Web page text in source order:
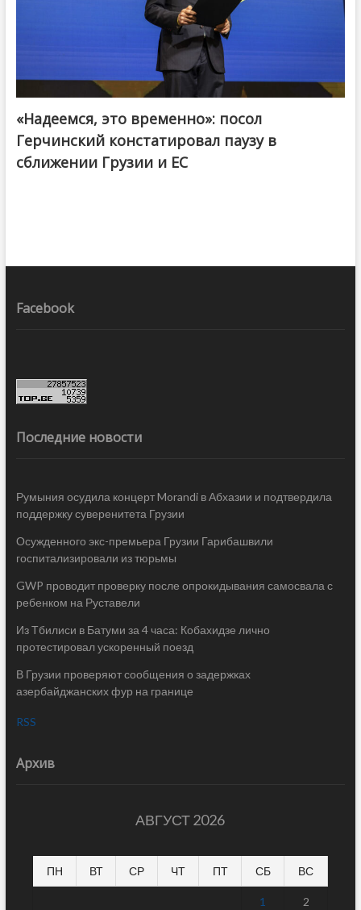
«Надеемся, это временно»: посол
Герчинский констатировал паузу в
сближении Грузии и ЕС
Facebook
Последние новости
Румыния осудила концерт Morandi в Абхазии и подтвердила
поддержку суверенитета Грузии
Осужденного экс-премьера Грузии Гарибашвили
госпитализировали из тюрьмы
GWP проводит проверку после опрокидывания самосвала с
ребенком на Руставели
Из Тбилиси в Батуми за 4 часа: Кобахидзе лично
протестировал ускоренный поезд
В Грузии проверяют сообщения о задержках
азербайджанских фур на границе
RSS
Архив
АВГУСТ 2026
ПН ВТ СР ЧТ ПТ СБ ВС
1 2